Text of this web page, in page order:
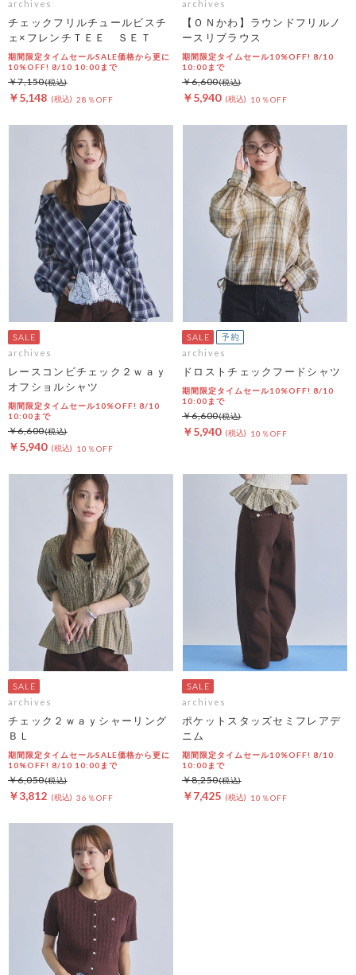
archives
チェックフリルチュールビスチ
ェ×フレンチＴＥＥ ＳＥＴ
期間限定タイムセールSALE価格から更に
10%OFF! 8/10 10:00まで
￥5,148 28％OFF
￥7,150
archives
【ＯＮかわ】ラウンドフリルノ
ースリブラウス
期間限定タイムセール10%OFF! 8/10
10:00まで
￥5,940 10％OFF
￥6,600
archives
レースコンビチェック２ｗａｙ
オフショルシャツ
期間限定タイムセール10%OFF! 8/10
10:00まで
￥5,940 10％OFF
￥6,600
archives
ドロストチェックフードシャツ
期間限定タイムセール10%OFF! 8/10
10:00まで
￥5,940 10％OFF
￥6,600
archives
チェック２ｗａｙシャーリング
ＢＬ
期間限定タイムセールSALE価格から更に
10%OFF! 8/10 10:00まで
￥3,812 36％OFF
￥6,050
archives
ポケットスタッズセミフレアデ
ニム
期間限定タイムセール10%OFF! 8/10
10:00まで
￥7,425 10％OFF
￥8,250